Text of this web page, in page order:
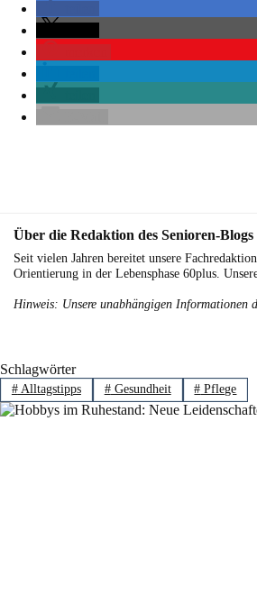
Über die Redaktion des Senioren-Blogs
Seit vielen Jahren bereitet unsere
Orientierung in der Lebensphase 60plus.
Hinweis: Unsere unabhängigen Informationen
Schlagwörter
#Alltagstipps #Gesundheit # Pflege